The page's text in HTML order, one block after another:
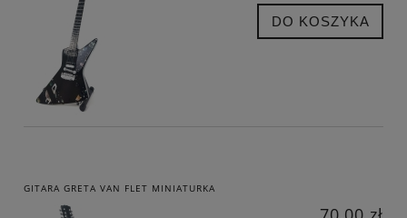
DO KOSZYKA
GITARA GRETA VAN FLET MINIATURKA